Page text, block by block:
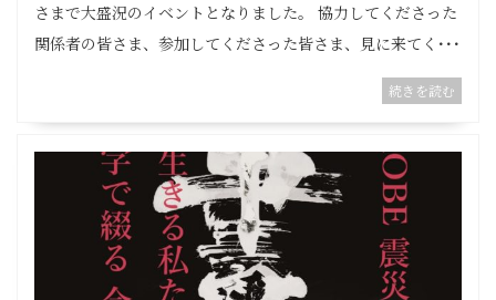
さまで大盛況のイベントとなりました。 協力してくださった
関係者の皆さま、参加してくださった皆さま、見に来てく･･･
続きを読む